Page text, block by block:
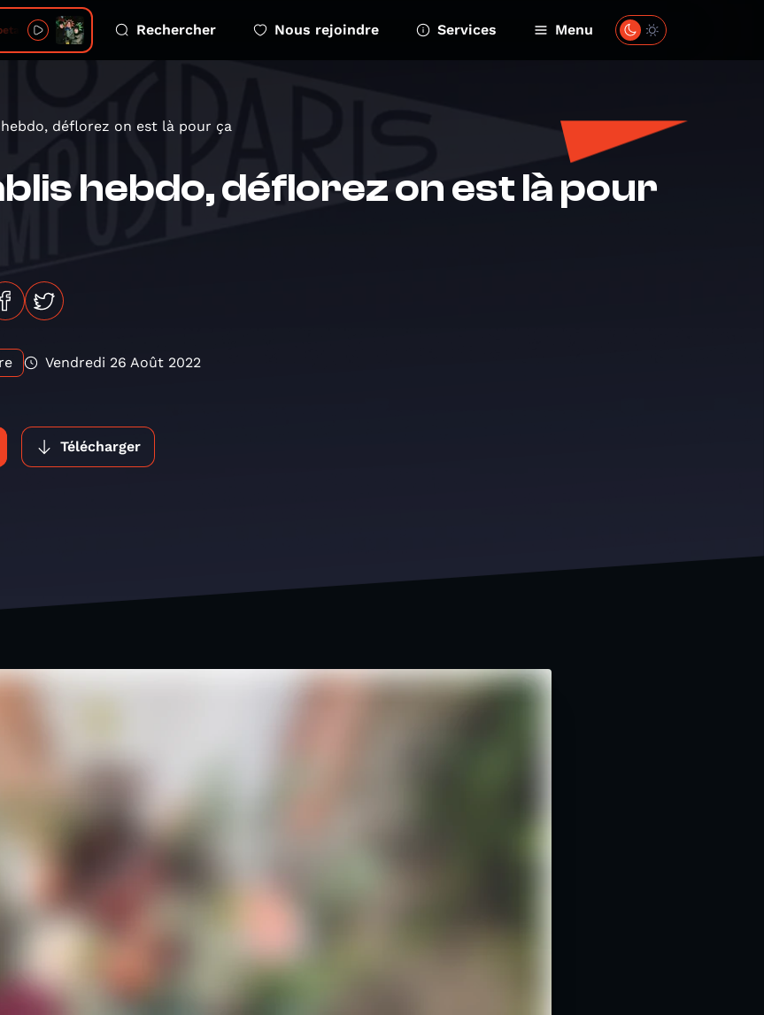
en NY Rechercher Nous rejoindre Services Menu
déflorez on est là pour ça
hebdo, déflorez on est là pour
Vendredi 26 Août 2022
Télécharger